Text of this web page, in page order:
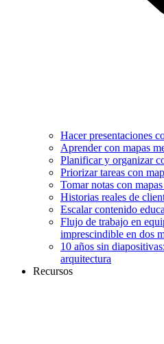
Hacer presentaciones
Aprender con mapas
Planificar y organizar
Priorizar tareas con
Tomar notas con
Historias reales de
Escalar contenido
Flujo de trabajo en
imprescindible en dos
10 años sin
arquitectura
Recursos